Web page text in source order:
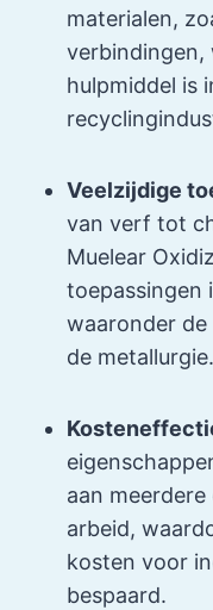
materialen,
verbindingen,
hulpmiddel is
Veelzijdige
van verf tot
Muelear
toepassingen
waaronder
de metallurgie.
aan
arbeid,
kosten voor
bespaard.